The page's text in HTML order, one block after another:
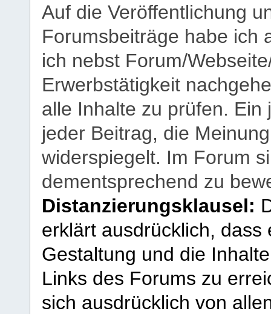
Auf die Veröffentlichung
Forumsbeiträge habe ich
ich nebst Forum/
Erwerbstätigkeit
alle Inhalte zu prüfen.
jeder Beitrag, die
widerspiegelt. Im Forum
dementsprechend zu
Distanzierungsklausel:
erklärt ausdrücklich,
Gestaltung und die
Links des Forums zu
sich ausdrücklich von